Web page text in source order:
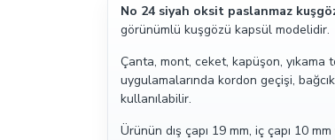
No 24 siyah oksit paslanmaz
görünümlü kuşgözü kapsül modelidir.
Çanta, mont, ceket, kapüşon, yıkama
uygulamalarında kordon geçişi,
kullanılabilir.
Ürünün dış çapı 19 mm, iç çapı 10